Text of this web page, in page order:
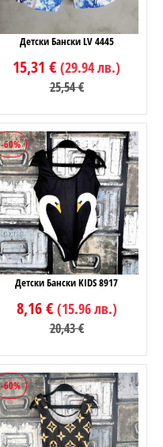
Детски Бански LV 4445
15,31 € (29.94 лв.)
25,54 €
-60%
Детски Бански KIDS 8917
8,16 € (15.96 лв.)
20,43 €
-60%